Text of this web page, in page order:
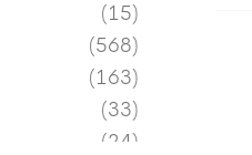
15
568
163
33
24